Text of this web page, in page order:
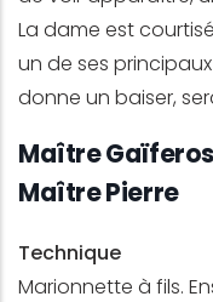
La dame est
un de ses
donne un baiser,
Maître
Maître Pierre
Technique
Marionnette à fils.